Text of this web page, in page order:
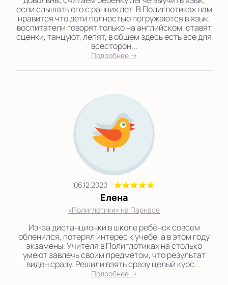
если слышать его с ранних лет. В Полиглотиках нам
нравится что дети полностью погружаются в язык,
воспитатели говорят только на английском, ставят
сценки, танцуют, лепят, в общем здесь есть все для
всесторон...
Подробнее →
06.12.2020
Елена
«Полиглотики» на Парнасе
Из-за дистанционки в школе ребёнок совсем
обленился, потерял интерес к учебе, а в этом году
экзамены. Учителя в Полиглотиках на столько
умеют завлечь своим предметом, что результат
виден сразу. Решили взять сразу целый курс ...
Подробнее →